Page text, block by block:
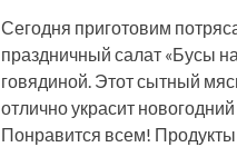
Сегодня приготовим
праздничный салат «Бусы
говядиной. Этот сытный
отлично украсит новогодний
Понравится всем!